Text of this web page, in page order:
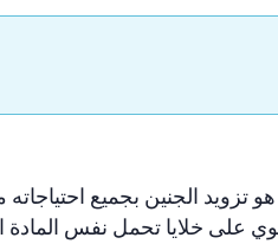
تزويد الجنين بجميع
على خلايا تحمل نفس المادة